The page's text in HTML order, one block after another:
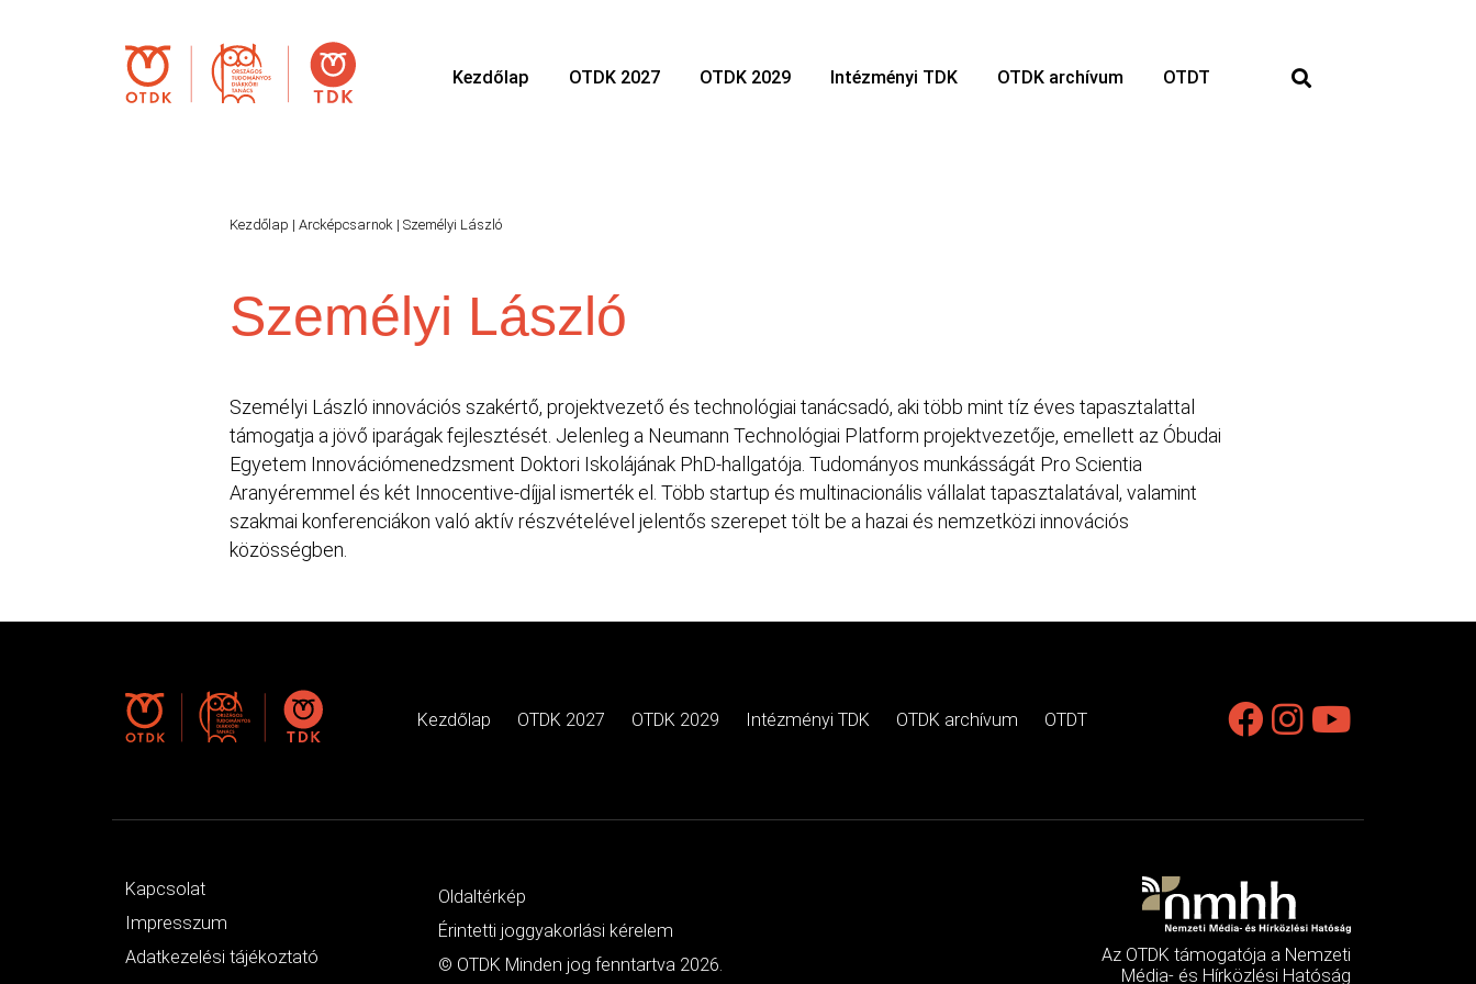
Kezdőlap OTDK 2027 OTDK 2029 Intézményi TDK OTDK archívum OTDT
Kezdőlap | Arcképcsarnok | Személyi László
Személyi László
Személyi László innovációs szakértő, projektvezető és technológiai tanácsadó, aki több mint tíz éves tapasztalattal
támogatja a jövő iparágak fejlesztését. Jelenleg a Neumann Technológiai Platform projektvezetője, emellett az Óbudai
Egyetem Innovációmenedzsment Doktori Iskolájának PhD-hallgatója. Tudományos munkásságát Pro Scientia
Aranyéremmel és két Innocentive-díjjal ismerték el. Több startup és multinacionális vállalat tapasztalatával, valamint
szakmai konferenciákon való aktív részvételével jelentős szerepet tölt be a hazai és nemzetközi innovációs
közösségben.
Kezdőlap OTDK 2027 OTDK 2029 Intézményi TDK OTDK archívum OTDT
Kapcsolat
Impresszum
Adatkezelési tájékoztató
Oldaltérkép
Érintetti joggyakorlási kérelem
© OTDK Minden jog fenntartva 2026.
Az OTDK támogatója a Nemzeti
Média- és Hírközlési Hatóság